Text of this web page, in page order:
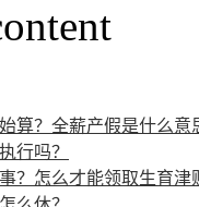
算？全薪产假是什么意
行吗？
？怎么才能领取生育津